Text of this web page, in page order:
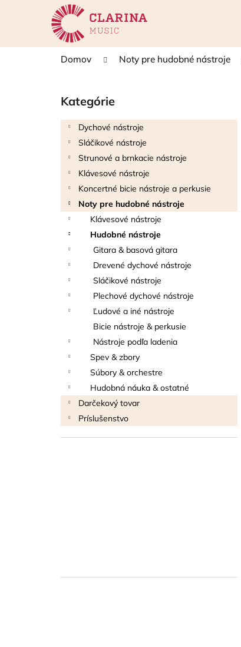
Domov Noty pre hudobné nástroje
Preskočiť
kategórie
Kategórie
Dychové nástroje
Sláčikové nástroje
Strunové a brnkacie nástroje
Klávesové nástroje
Koncertné bicie nástroje a perkusie
Noty pre hudobné nástroje
Klávesové nástroje
Hudobné nástroje
Gitara & basová gitara
Drevené dychové nástroje
Sláčikové nástroje
Plechové dychové nástroje
Ľudové a iné nástroje
Bicie nástroje & perkusie
Nástroje podľa ladenia
Spev & zbory
Súbory & orchestre
Hudobná náuka & ostatné
Darčekový tovar
Príslušenstvo
í
Späť
do
Späť
do
THOMANN FLOW-BALL
3 €